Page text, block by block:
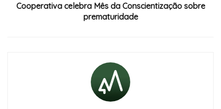
Cooperativa celebra Mês da Conscientização sobre
prematuridade